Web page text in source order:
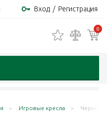
Вход / Регистрация
0
Игровые кресла Черные